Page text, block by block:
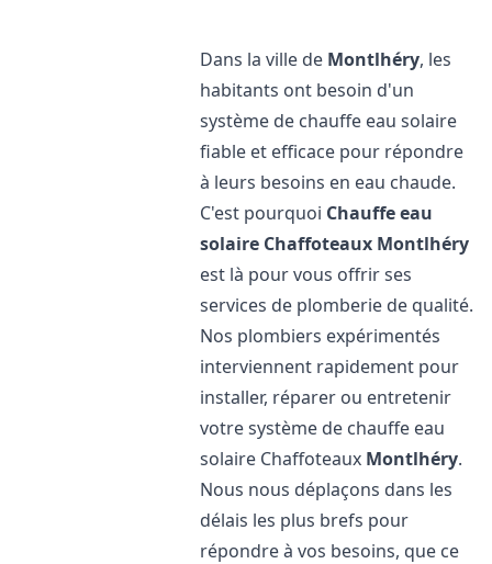
Dans la ville de Montlhéry, les
habitants ont besoin d'un
système de chauffe eau solaire
fiable et efficace pour répondre
à leurs besoins en eau chaude.
C'est pourquoi Chauffe eau
solaire Chaffoteaux Montlhéry
est là pour vous offrir ses
services de plomberie de qualité.
Nos plombiers expérimentés
interviennent rapidement pour
installer, réparer ou entretenir
votre système de chauffe eau
solaire Chaffoteaux Montlhéry.
Nous nous déplaçons dans les
délais les plus brefs pour
répondre à vos besoins, que ce